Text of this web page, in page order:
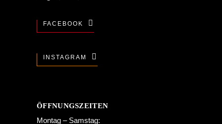
FACEBOOK
INSTAGRAM
ÖFFNUNGSZEITEN
Montag – Samstag: